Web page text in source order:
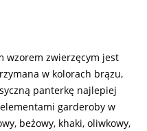
wzorem zwierzęcym jest
w kolorach brązu,
panterkę najlepiej
garderoby w
beżowy, khaki, oliwkowy,